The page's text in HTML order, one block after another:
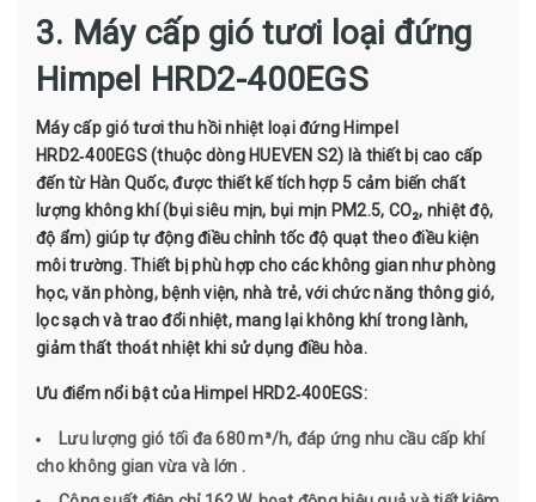
3. Máy cấp gió tươi loại đứng
Himpel HRD2-400EGS
Máy cấp gió tươi thu hồi nhiệt loại đứng Himpel
HRD2‑400EGS (thuộc dòng HUEVEN S2) là thiết bị cao cấp
đến từ Hàn Quốc, được thiết kế tích hợp 5 cảm biến chất
lượng không khí (bụi siêu mịn, bụi mịn PM2.5, CO₂, nhiệt độ,
độ ẩm) giúp tự động điều chỉnh tốc độ quạt theo điều kiện
môi trường. Thiết bị phù hợp cho các không gian như phòng
học, văn phòng, bệnh viện, nhà trẻ, với chức năng thông gió,
lọc sạch và trao đổi nhiệt, mang lại không khí trong lành,
giảm thất thoát nhiệt khi sử dụng điều hòa.
Ưu điểm nổi bật của Himpel HRD2‑400EGS:
Lưu lượng gió tối đa 680 m³/h, đáp ứng nhu cầu cấp khí
cho không gian vừa và lớn .